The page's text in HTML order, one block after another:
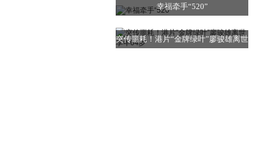
幸福牵手“520”
突传噩耗！港片“金牌绿叶”廖骏雄离世